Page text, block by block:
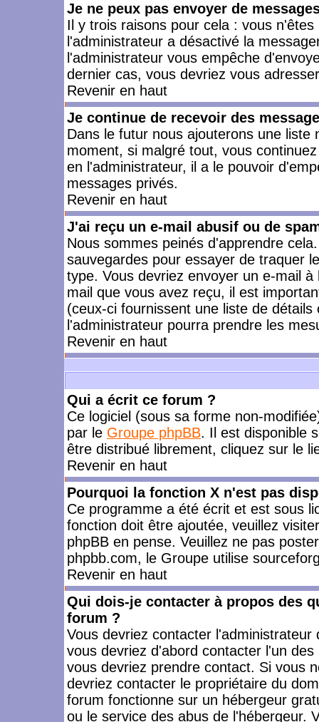
Je ne peux pas envoyer de
Il y trois raisons pour cela : vous
l'administrateur a désactivé la
l'administrateur vous empêche
dernier cas, vous devriez vous
Revenir en haut
Je continue de recevoir des
Dans le futur nous ajouterons une
moment, si malgré tout, vous
en l'administrateur, il a le pouvoir
messages privés.
Revenir en haut
J'ai reçu un e-mail abusif ou de
Nous sommes peinés d'apprendre
sauvegardes pour essayer de traquer
type. Vous devriez envoyer un e-mail
mail que vous avez reçu, il est
(ceux-ci fournissent une liste de
l'administrateur pourra prendre les
Revenir en haut
Qui a écrit ce forum ?
Ce logiciel (sous sa forme non-
par le Groupe phpBB. Il est disponible
être distribué librement, cliquez sur le
Revenir en haut
Pourquoi la fonction X n'est pas
Ce programme a été écrit et est sous
fonction doit être ajoutée, veuillez
phpBB en pense. Veuillez ne pas
phpbb.com, le Groupe utilise
Revenir en haut
Qui dois-je contacter à propos des
forum ?
Vous devriez contacter
vous devriez d'abord contacter l'un
vous devriez prendre contact. Si vous
devriez contacter le propriétaire du
forum fonctionne sur un hébergeur
ou le service des abus de l'hébergeur.